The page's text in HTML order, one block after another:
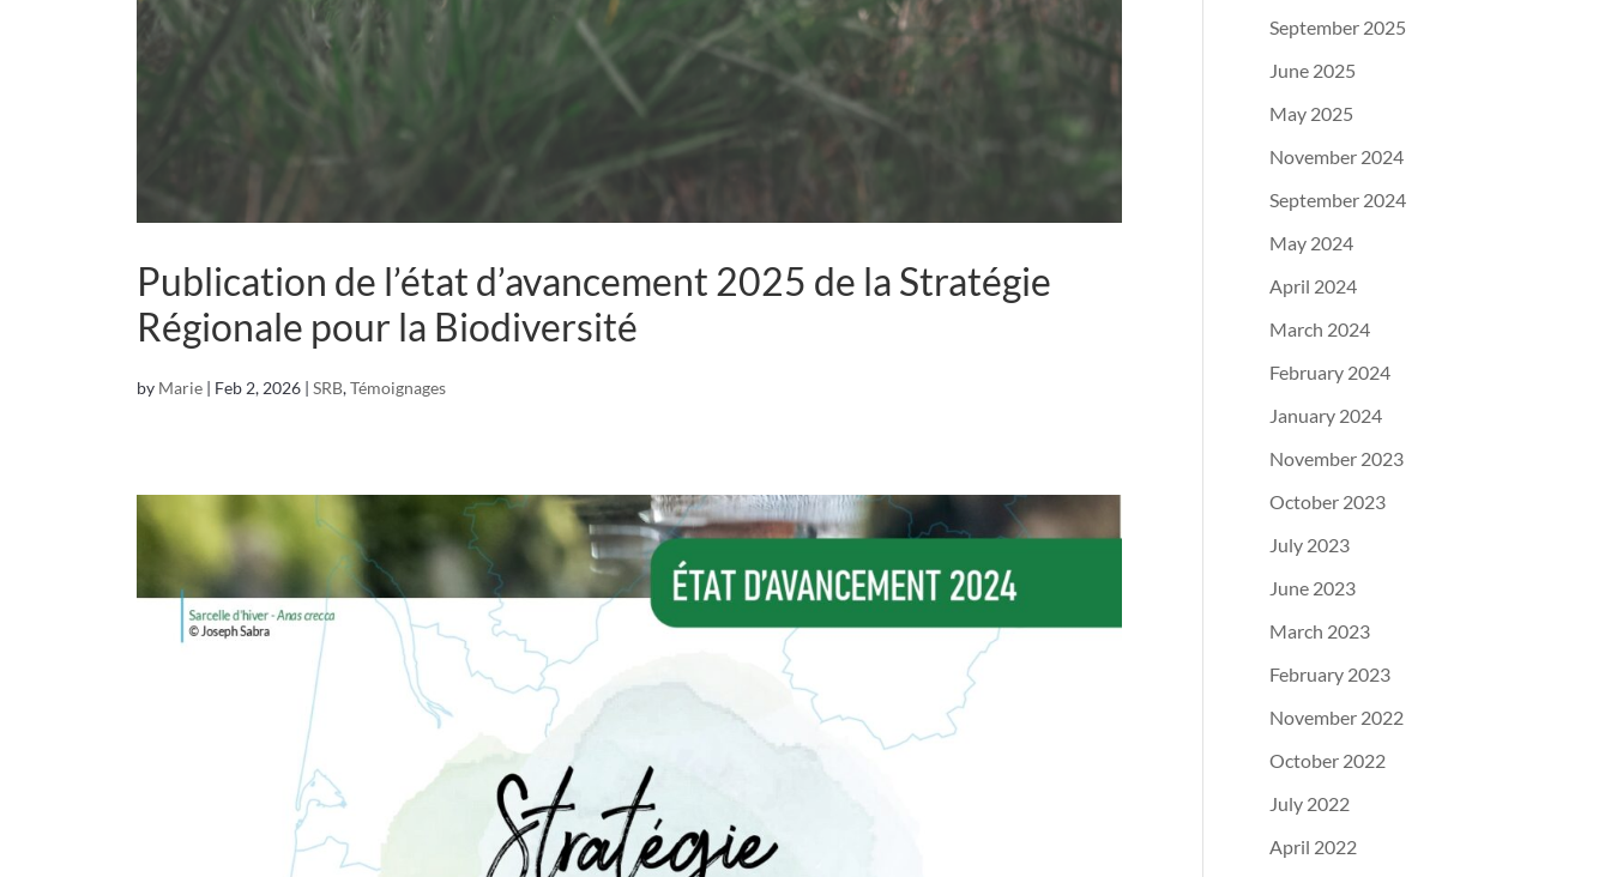
Publication de l’état d’avancement 2025 de la Stratégie
Régionale pour la Biodiversité
by Marie | Feb 2, 2026 | SRB,Témoignages
September 2025
June 2025
May 2025
November 2024
September 2024
May 2024
April 2024
March 2024
February 2024
January 2024
November 2023
October 2023
July 2023
June 2023
March 2023
February 2023
November 2022
October 2022
July 2022
April 2022